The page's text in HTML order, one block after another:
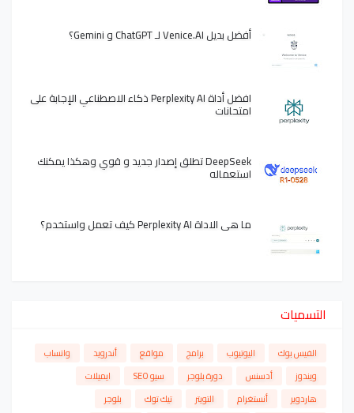
أفضل بديل Venice.AI لـ ChatGPT و Gemini؟
افضل أداة Perplexity AI ذكاء الاصطناعي الإجابة على
امتحانات
DeepSeek تطلق إصدار جديد و قوي وهكذا يمكنك
استعماله
ما هي الاداة Perplexity AI كيف تعمل واستخدم؟
التسميات
الفيس بوك اليوتيوب برامج مواقع أندرويد
واتساب
ويندوز
أدسنس دورة بلوجر سيو SEO
ايميلات
هاردوير
أنستغرام التويتر تيك توك بلوجر